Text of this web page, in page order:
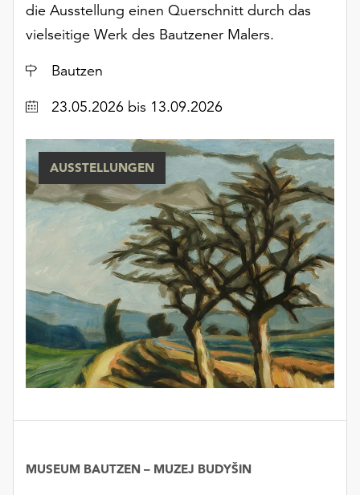
die Ausstellung einen Querschnitt durch das
vielseitige Werk des Bautzener Malers.
Ort
Bautzen
Datum23.05.2026 bis 13.09.2026
AUSSTELLUNGEN
MUSEUM BAUTZEN – MUZEJ BUDYŠIN